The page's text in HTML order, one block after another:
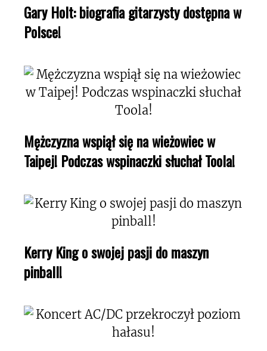
Gary Holt: biografia gitarzysty dostępna w
Polsce!
Mężczyzna wspiął się na wieżowiec w
Taipej! Podczas wspinaczki słuchał Toola!
Kerry King o swojej pasji do maszyn
pinball!